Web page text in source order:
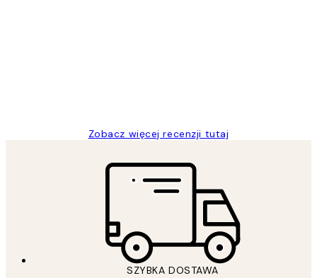
Zobacz więcej recenzji tutaj
SZYBKA DOSTAWA